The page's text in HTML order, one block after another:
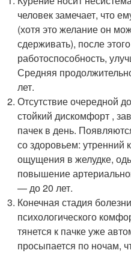
человек замечает, что
(хотя это желание он
сдерживать), после
работоспособность,
Средняя
лет.
Отсутствие очередной
стойкий дискомфорт ,
пачек в день.
со здоровьем: утренний
ощущения в желудке,
повышение
— до 20 лет.
Конечная стадия
психологического
тянется к пачке уже
просыпается по ночам,